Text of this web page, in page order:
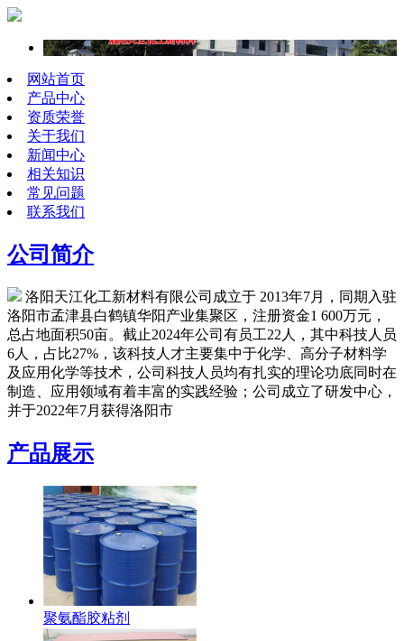
网站首页
产品中心
资质荣誉
关于我们
新闻中心
相关知识
常见问题
联系我们
公司简介
洛阳天江化工新材料有限公司成立于 2013年7月，同期入驻
洛阳市孟津县白鹤镇华阳产业集聚区，注册资金1 600万元，
总占地面积50亩。截止2024年公司有员工22人，其中科技人员
6人，占比27%，该科技人才主要集中于化学、高分子材料学
及应用化学等技术，公司科技人员均有扎实的理论功底同时在
制造、应用领域有着丰富的实践经验；公司成立了研发中心，
并于2022年7月获得洛阳市
产品展示
聚氨酯胶粘剂